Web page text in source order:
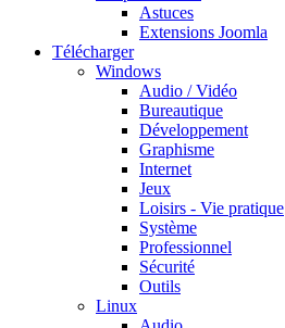
Astuces
Extensions Joomla
Télécharger
Windows
Audio / Vidéo
Bureautique
Développement
Graphisme
Internet
Jeux
Loisirs - Vie pratique
Système
Professionnel
Sécurité
Outils
Linux